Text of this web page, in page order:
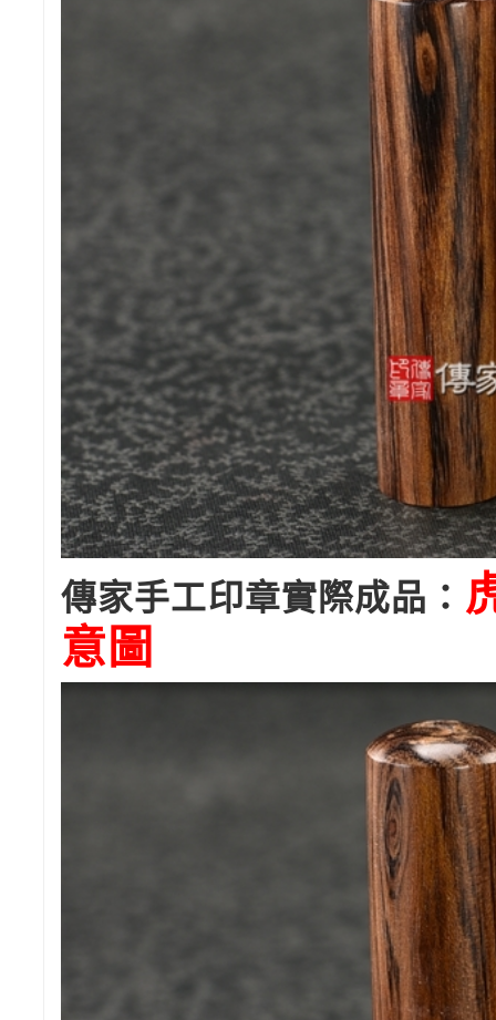
傳家手工印章實際成品：
意圖